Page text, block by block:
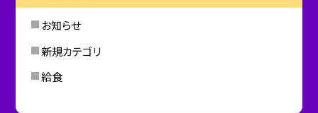
お知らせ
新規カテゴリ
給食